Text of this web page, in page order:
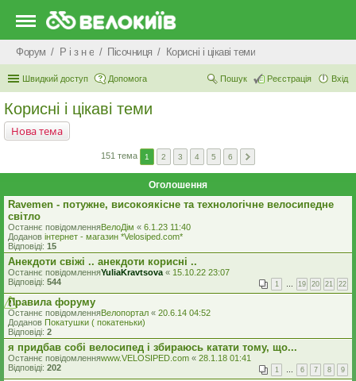
Форум Р i з н е Пісочниця Корисні і цікаві теми
Швидкий доступ Допомога Вхід
Реєстрація
Пошук
Корисні і цікаві теми
Нова тема
151 тема 1 2 3 4 5 6
Оголошення
Ravemen - потужне, високоякісне та технологічне велосипедне
світло
Останнє повідомленняВелоДім « 6.1.23 11:40
Доданов iнтернет - магазин *Velosiped.com*
Відповіді: 15
Анекдоти свіжі .. анекдоти корисні ..
Останнє повідомленняYuliaKravtsova « 15.10.22 23:07
Відповіді: 544 1 … 19 20 21 22
Правила форуму
Останнє повідомленняВелопортал « 20.6.14 04:52
Доданов Покатушки ( покатеньки)
Відповіді: 2
я придбав собі велосипед і збираюсь катати тому, що...
Останнє повідомленняwww.VELOSIPED.com « 28.1.18 01:41
Відповіді: 202 1 … 6 7 8 9